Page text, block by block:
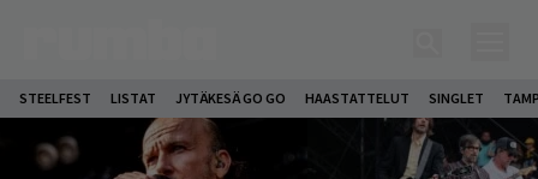
STEELFEST LISTAT JYTÄKESÄ GO GO HAASTATTELUT SINGLET